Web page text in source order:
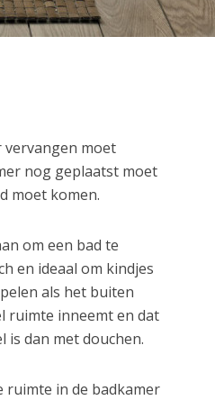
vervangen moet
nog geplaatst moet
moet komen.
om een bad te
en ideaal om kindjes
als het buiten
ruimte inneemt en dat
is dan met douchen.
ruimte in de badkamer